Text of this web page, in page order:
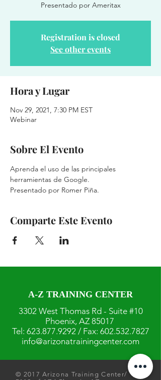
Presentado por Ameritax
Registration is closed
See other events
Hora y Lugar
Nov 29, 2021, 7:30 PM EST
Webinar
Sobre El Evento
Aprenda el uso de las principales
herramientas de Google.
Presentado por Romer Piña.
Comparte Este Evento
A-Z TRAINING CENTER
3302 West Thomas Rd - Suite #10
Phoenix, AZ 85017
Tel: 623.877.9292/ Fax: 602.532.7827
info@arizonatrainingcenter.com
© 2017 Arizona Training Center/